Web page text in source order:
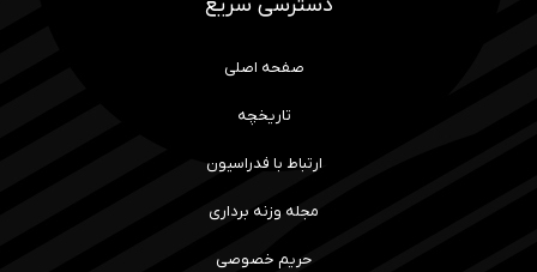
صفحه اصلی
تاریخچه
ارتباط با فدراسیون
مجله وزنه برداری
حریم خصوصی